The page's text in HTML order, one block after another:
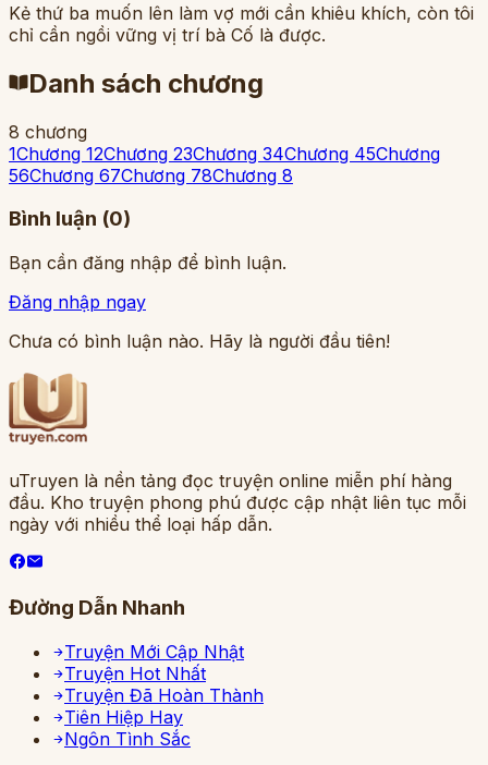
Kẻ thứ ba muốn lên làm vợ mới cần khiêu khích, còn tôi
chỉ cần ngồi vững vị trí bà Cố là được.
Danh sách chương
8 chương
1Chương 12Chương 23Chương 34Chương 45Chương
56Chương 67Chương 78Chương 8
Bình luận (0)
Bạn cần đăng nhập để bình luận.
Đăng nhập ngay
Chưa có bình luận nào. Hãy là người đầu tiên!
uTruyen là nền tảng đọc truyện online miễn phí hàng
đầu. Kho truyện phong phú được cập nhật liên tục mỗi
ngày với nhiều thể loại hấp dẫn.
Đường Dẫn Nhanh
Truyện Mới Cập Nhật
Truyện Hot Nhất
Truyện Đã Hoàn Thành
Tiên Hiệp Hay
Ngôn Tình Sắc